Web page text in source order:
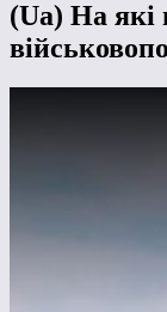
(Ua) На які